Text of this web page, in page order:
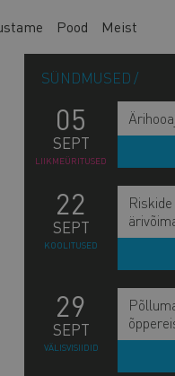
Pood Meist
SÜNDMUSED
05
SEPT
LIIKMEÜRITUSED
22
SEPT
KOOLITUSED
29
SEPT
VÄLISVISIIDID